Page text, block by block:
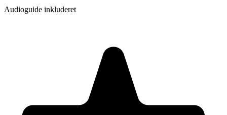
Audioguide inkluderet